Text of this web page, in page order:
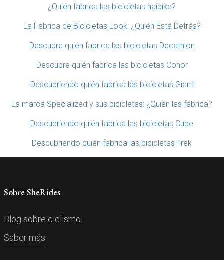
¿Quién fabrica las bicicletas haibike?
La Fabrica de Bicicletas Look: ¿Quién Está Detrás?
Descubre quién fabrica las bicicletas Decathlon
Descubre quién fabrica las bicicletas Conor
Descubriendo quién fabrica las bicicletas Giant
La marca Specialized y sus bicicletas: ¿Quién las fabrica?
Descubriendo quién fabrica las bicicletas Cube
Descubriendo quién fabrica las bicicletas Trek
Sobre SheRides
Blog sobre ciclismo.
Saber más